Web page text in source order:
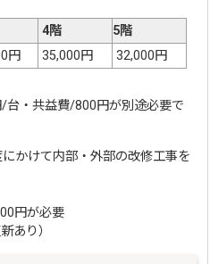
4階
5階
円 35,000円 32,000円
台・共益費/800円が別途必要で
かけて内部・外部の改修工事を
円が必要
あり）